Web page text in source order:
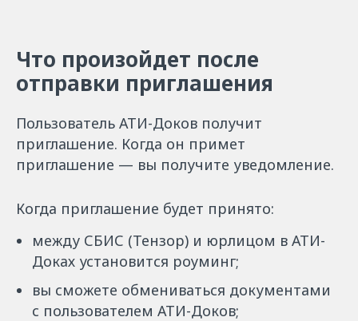
Что произойдет после
отправки приглашения
Пользователь АТИ-Доков получит
приглашение. Когда он примет
приглашение — вы получите уведомление.
Когда приглашение будет принято:
между СБИС (Тензор) и юрлицом в АТИ-
Доках установится роуминг;
вы сможете обмениваться документами
с пользователем АТИ-Доков;